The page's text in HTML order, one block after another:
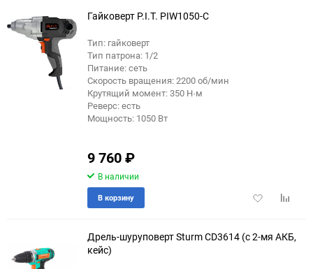
Гайковерт P.I.T. PIW1050-C
Тип: гайковерт
Тип патрона: 1/2
Питание: сеть
Скорость вращения: 2200 об/мин
Крутящий момент: 350 Н·м
Реверс: есть
Мощность: 1050 Вт
9 760₽
В наличии
Добавить
В корзину
Дрель-шуруповерт Sturm CD3614 (с 2-мя АКБ,
кейс)